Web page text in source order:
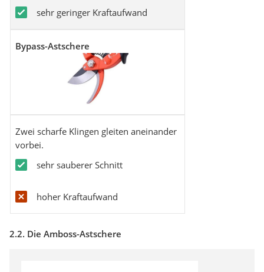
sehr geringer Kraftaufwand
Bypass-Astschere
Zwei scharfe Klingen gleiten aneinander
vorbei.
sehr sauberer Schnitt
hoher Kraftaufwand
2.2. Die Amboss-Astschere